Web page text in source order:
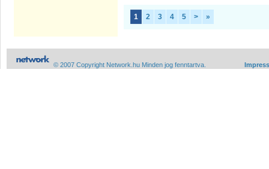
1 2 3 4 5 > »
© 2007 Copyright Network.hu Minden jog fenntartva.